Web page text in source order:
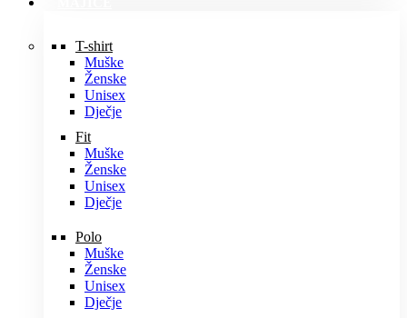
T-shirt
Muške
Ženske
Unisex
Dječje
Fit
Muške
Ženske
Unisex
Dječje
Polo
Muške
Ženske
Unisex
Dječje